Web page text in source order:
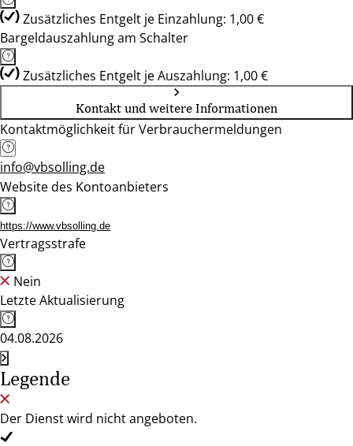
Zusätzliches Entgelt je Einzahlung: 1,00 €
Bargeldauszahlung am Schalter
Zusätzliches Entgelt je Auszahlung: 1,00 €
Kontakt und weitere Informationen
Kontaktmöglichkeit für Verbrauchermeldungen
info@vbsolling.de
Website des Kontoanbieters
https://www.vbsolling.de
Vertragsstrafe
Nein
Letzte Aktualisierung
04.08.2026
Legende
Der Dienst wird nicht angeboten.